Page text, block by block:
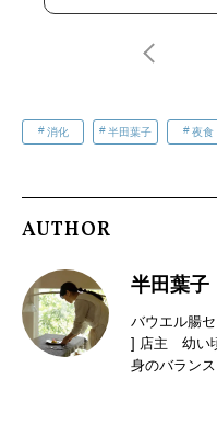
消化 半田葉子 夜食
AUTHOR
半田葉子
バウエル腸
] 店主 幼い
身のバラン
「出す力」